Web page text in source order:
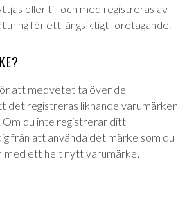
eller till och med registreras av
för ett långsiktigt företagande.
att medvetet ta över de
det registreras liknande varumärken
Om du inte registrerar ditt
från att använda det märke som du
med ett helt nytt varumärke.